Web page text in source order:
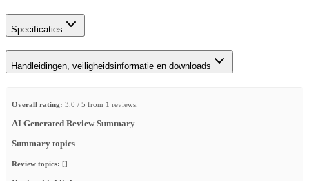
Specificaties
Handleidingen, veiligheidsinformatie en downloads
Overall rating: 3.0 / 5 from 1 reviews.
AI Generated Review Summary
Summary topics
Review topics: [].